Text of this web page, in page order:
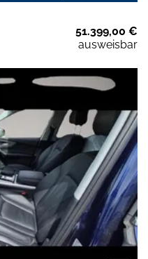
51.399,00 €
ausweisbar